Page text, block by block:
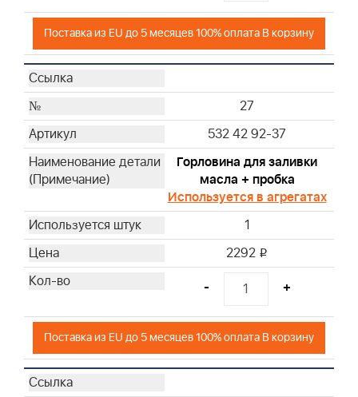
Поставка из EU до 5 месяцев 100% оплата В корзину
27
532 42 92-37
Горловина для заливки
масла + пробка
Используется в агрегатах
1
2292 i
- +
Поставка из EU до 5 месяцев 100% оплата В корзину